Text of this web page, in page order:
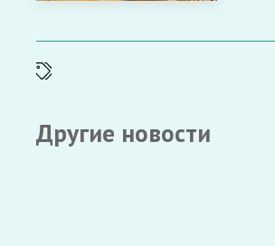
Другие новости